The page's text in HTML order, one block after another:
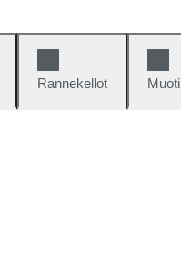
Rannekellot Muoti